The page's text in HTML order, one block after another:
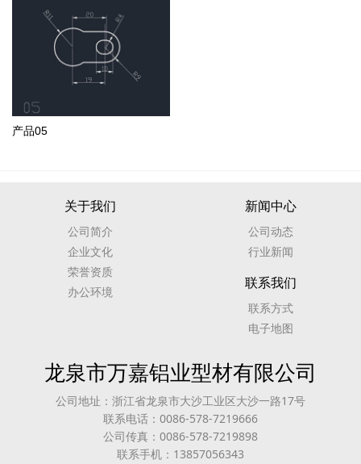
产品05
关于我们
公司简介
企业文化
荣誉资质
办公环境
新闻中心
公司动态
行业新闻
联系我们
联系方式
电子地图
龙泉市万嘉铝业型材有限公司
公司地址：浙江省龙泉市大沙工业区大沙一路17号
联系电话：0086-578-7219666
公司传真：0086-578-7219898
联系手机：13857056343